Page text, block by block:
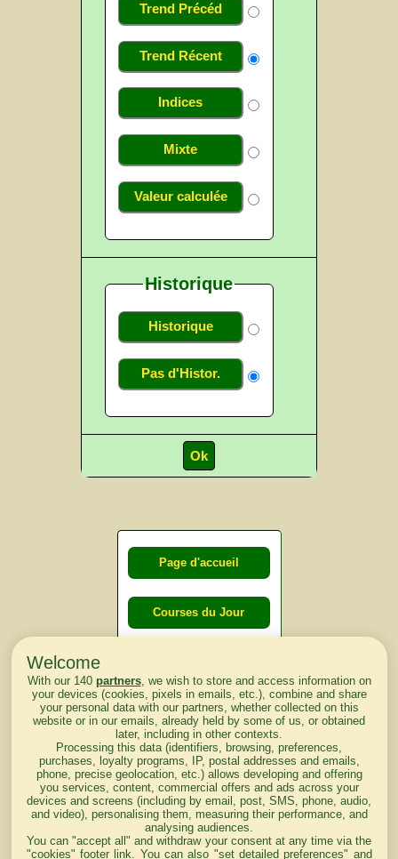
Trend Précéd
Trend Récent
Indices
Mixte
Valeur calculée
Historique
Historique
Pas d'Histor.
Page d'accueil
Courses du Jour
lendemain
Courses
d'aujourd'hui
Haut de Page
Welcome
With our 140 partners, we wish to store and access information on
your devices (cookies, pixels in emails, etc.), combine and share
your personal data with our partners, whether collected on this
website or in our emails, already held by some of us, or obtained
later, including in other contexts.
Processing this data (identifiers, browsing, preferences,
purchases, loyalty programs, IP, postal addresses and emails,
phone, precise geolocation, etc.) allows developing and offering
you services, content, commercial offers and ads across your
devices and screens (including by email, post, SMS, phone, audio,
and video), personalising them, measuring their performance, and
analysing audiences.
You can "accept all" and withdraw your consent at any time via the
"cookies" footer link . You can also "set detailed preferences" and